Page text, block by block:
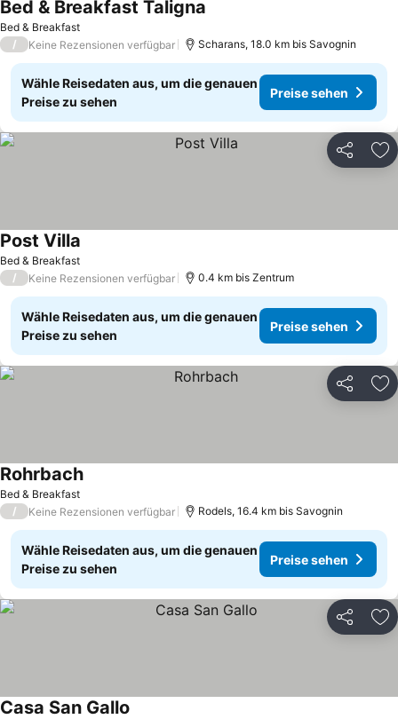
Bed & Breakfast
Bed & Breakfast Taligna
/ Keine Rezensionen verfügbar Scharans, 18.0 km bis Savognin
Wähle Reisedaten aus, um die genauen
Preise zu sehen
Preise sehen
Teilen
Bed & Breakfast
Post Villa
/ Keine Rezensionen verfügbar 0.4 km bis Zentrum
Wähle Reisedaten aus, um die genauen
Preise zu sehen
Preise sehen
Teilen
Bed & Breakfast
Rohrbach
/ Keine Rezensionen verfügbar Rodels, 16.4 km bis Savognin
Wähle Reisedaten aus, um die genauen
Preise zu sehen
Preise sehen
Teilen
Casa San Gallo